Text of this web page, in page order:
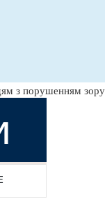
з порушенням зору